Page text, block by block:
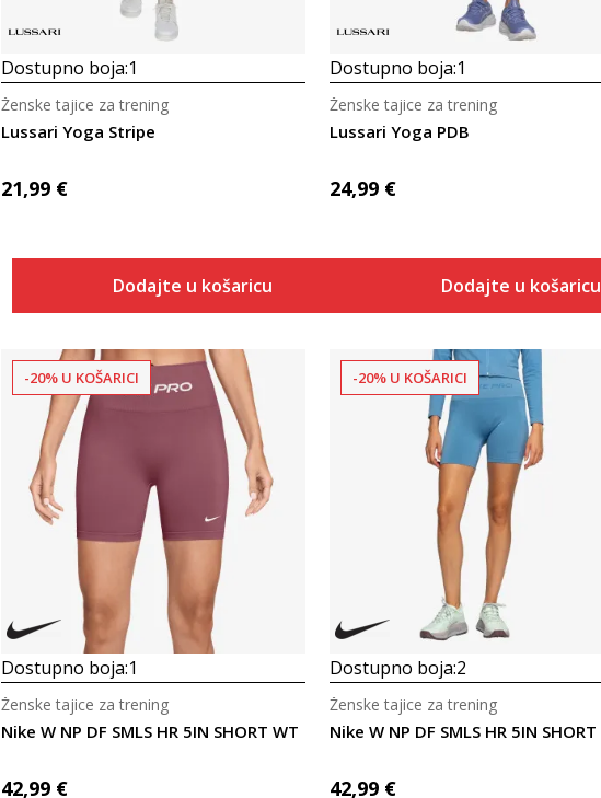
Dostupno boja:1
Lussari Yoga Stripe
Ženske tajice za trening
21,99 €
Dodajte u košaricu
Dostupno boja:1
Lussari Yoga PDB
Ženske tajice za trening
24,99 €
Dodajte u košaricu
Uporedi
-20% U KOŠARICI
Dostupno boja:1
Nike W NP DF SMLS HR 5IN SHORT WT
Ženske tajice za trening
42,99 €
Uporedi
-20% U KOŠARICI
Dostupno boja:2
Nike W NP DF SMLS HR 5IN SHORT
Ženske tajice za trening
42,99 €